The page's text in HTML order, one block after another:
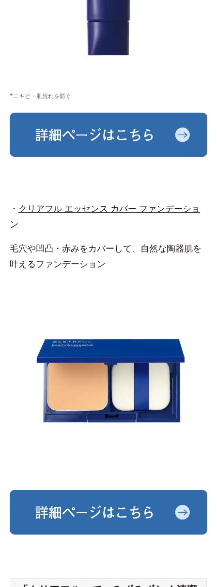
*ニキビ・肌荒れを防ぐ
・ クリアフル エッセンス カバー ファンデーショ
ン
毛穴や凹凸・赤みをカバーして、自然な陶器肌を
叶えるファンデーション